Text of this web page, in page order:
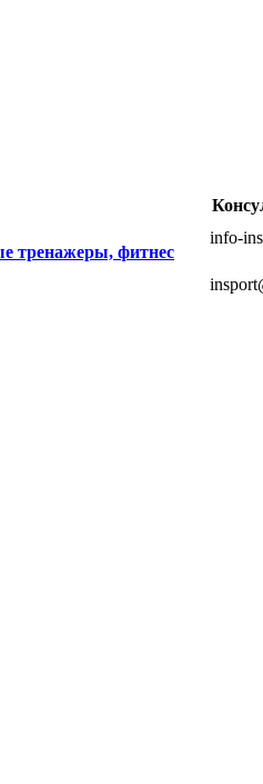
info-